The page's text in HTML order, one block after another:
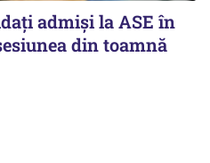
admiși la ASE în
din toamnă